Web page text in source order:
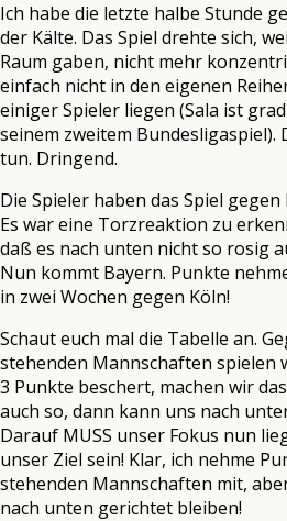
Ich habe die letzte halbe Stunde
der Kälte. Das Spiel drehte sich,
Raum gaben, nicht mehr
einfach nicht in den eigenen
einiger Spieler liegen (Sala ist
seinem zweitem Bundesligaspiel).
tun. Dringend.
Die Spieler haben das Spiel
Es war eine Torzreaktion zu
daß es nach unten nicht so rosig
Nun kommt Bayern. Punkte
in zwei Wochen gegen Köln!
Schaut euch mal die Tabelle an.
stehenden Mannschaften spielen
3 Punkte beschert, machen wir
auch so, dann kann uns nach
Darauf MUSS unser Fokus nun
unser Ziel sein! Klar, ich nehme
stehenden Mannschaften mit,
nach unten gerichtet bleiben!